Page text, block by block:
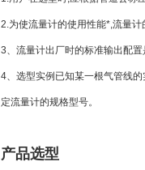
2.为使流量计的使用性能*,流量
3、流量计出厂时的标准输出配
4、选型实例已知某一根气管线
定流量计的规格型号。
产品选型